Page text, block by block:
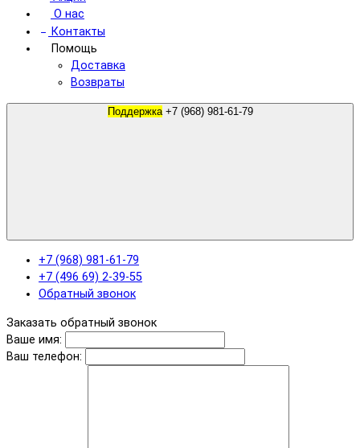
О нас
Контакты
Помощь
Доставка
Возвраты
Поддержка +7 (968) 981-61-79
+7 (968) 981-61-79
+7 (496 69) 2-39-55
Обратный звонок
Заказать обратный звонок
Ваше имя:
Ваш телефон: